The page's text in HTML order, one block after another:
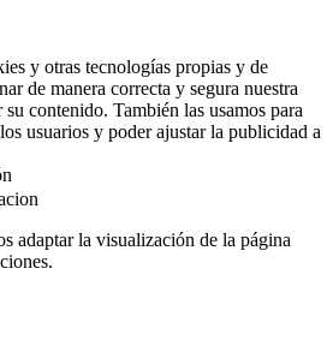
y otras tecnologías propias y de
de manera correcta y segura nuestra
contenido. También las usamos para
usuarios y poder ajustar la publicidad a
adaptar la visualización de la página